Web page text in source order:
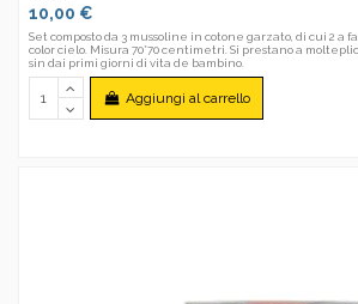
10,00 €
Set composto da 3 mussoline in cotone garzato, di cui 2 a
color cielo. Misura 70*70 centimetri. Si prestano a
sin dai primi giorni di vita de bambino.
Aggiungi al carrello